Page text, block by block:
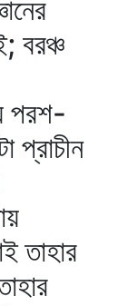
বরঞ্চ
পরশ-
প্রাচীন
তাহার